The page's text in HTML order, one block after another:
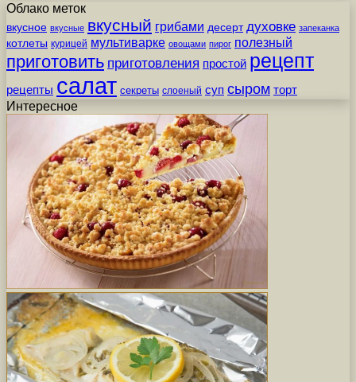
Облако меток
вкусное вкусные вкусный грибами десерт духовке запеканка
котлеты курицей мультиварке овощами пирог полезный
приготовить приготовления простой рецепт
рецепты салат секреты слоеный суп сыром торт
Интересное